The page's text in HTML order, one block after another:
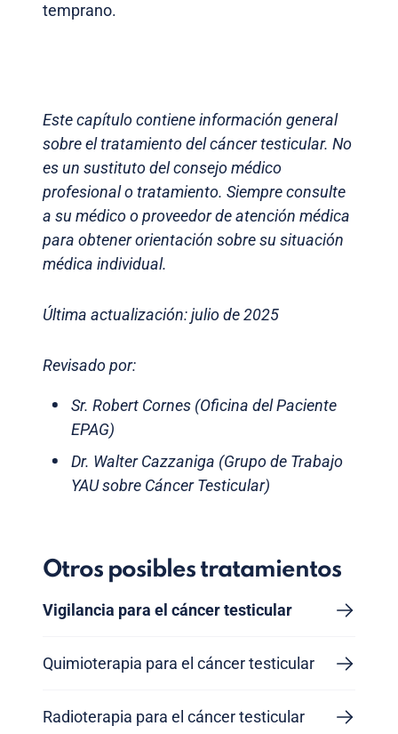
temprano.
Este capítulo contiene información general
sobre el tratamiento del cáncer testicular. No
es un sustituto del consejo médico
profesional o tratamiento. Siempre consulte
a su médico o proveedor de atención médica
para obtener orientación sobre su situación
médica individual.
Última actualización: julio de 2025
Revisado por:
Sr. Robert Cornes (Oficina del Paciente
EPAG)
Dr. Walter Cazzaniga (Grupo de Trabajo
YAU sobre Cáncer Testicular)
Otros posibles tratamientos
Vigilancia para el cáncer testicular
Quimioterapia para el cáncer testicular
Radioterapia para el cáncer testicular